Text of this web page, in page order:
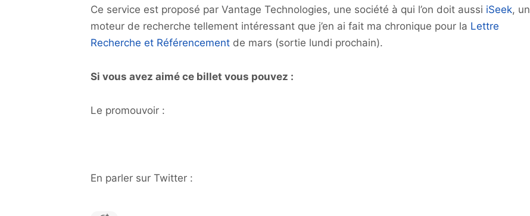
Ce service est proposé par Vantage Technologies, une société à qui l’on doit aussi iSeek, un
moteur de recherche tellement intéressant que j’en ai fait ma chronique pour la Lettre
Recherche et Référencement de mars (sortie lundi prochain).
Si vous avez aimé ce billet vous pouvez :
Le promouvoir :
En parler sur Twitter :